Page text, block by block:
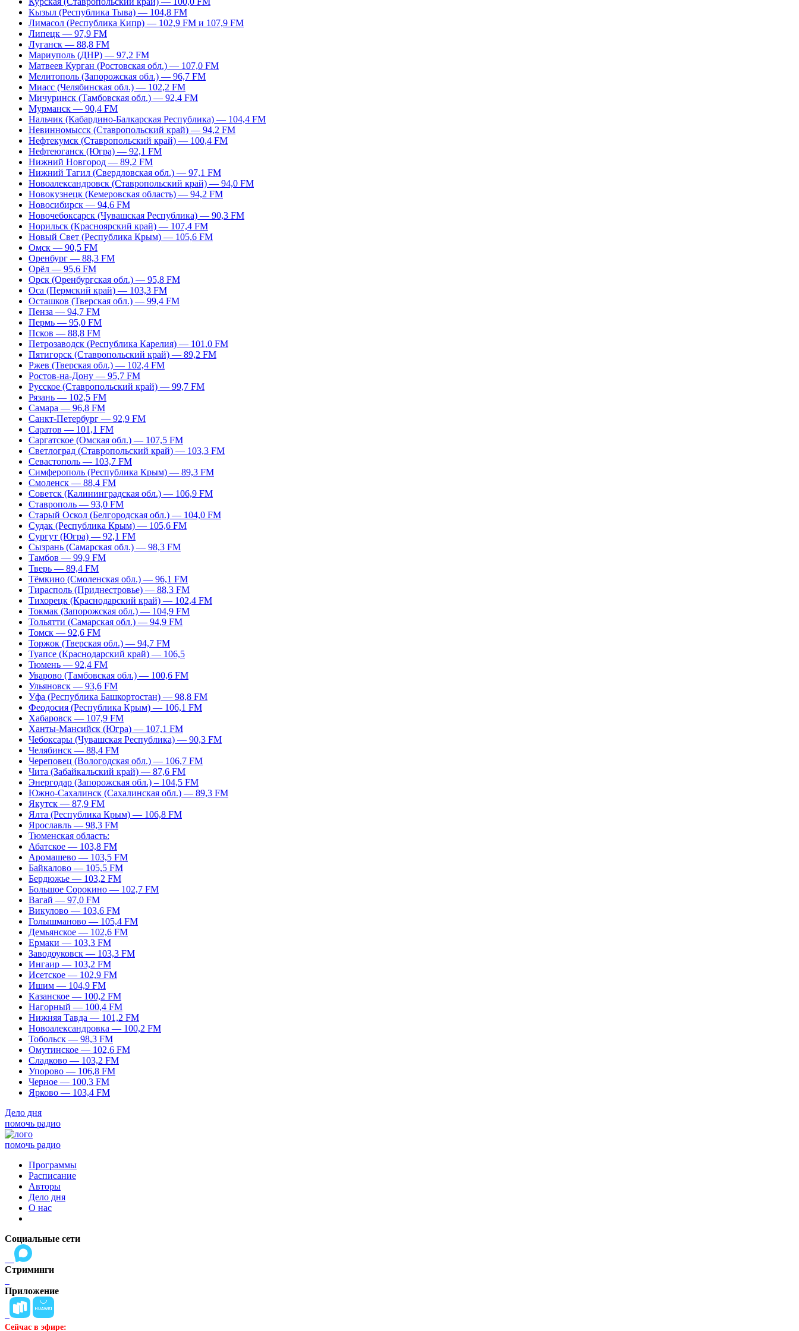
Кызыл (Республика Тыва) — 104,8 FM
Лимасол (Республика Кипр) — 102,9 FM и 107,9 FM
Липецк — 97,9 FM
Луганск — 88,8 FM
Мариуполь (ДНР) — 97,2 FM
Матвеев Курган (Ростовская обл.) — 107,0 FM
Мелитополь (Запорожская обл.) — 96,7 FM
Миасс (Челябинская обл.) — 102,2 FM
Мичуринск (Тамбовская обл.) — 92,4 FM
Мурманск — 90,4 FM
Нальчик (Кабардино-Балкарская Республика) — 104,4 FM
Невинномысск (Ставропольский край) — 94,2 FM
Нефтекумск (Ставропольский край) — 100,4 FM
Нефтеюганск (Югра) — 92,1 FM
Нижний Новгород — 89,2 FM
Нижний Тагил (Свердловская обл.) — 97,1 FM
Новоалександровск (Ставропольский край) — 94,0 FM
Новокузнецк (Кемеровская область) — 94,2 FM
Новосибирск — 94,6 FM
Новочебоксарск (Чувашская Республика) — 90,3 FM
Норильск (Красноярский край) — 107,4 FM
Новый Свет (Республика Крым) — 105,6 FM
Омск — 90,5 FM
Оренбург — 88,3 FM
Орёл — 95,6 FM
Орск (Оренбургская обл.) — 95,8 FM
Оса (Пермский край) — 103,3 FM
Осташков (Тверская обл.) — 99,4 FM
Пенза — 94,7 FM
Пермь — 95,0 FM
Псков — 88,8 FM
Петрозаводск (Республика Карелия) — 101,0 FM
Пятигорск (Ставропольский край) — 89,2 FM
Ржев (Тверская обл.) — 102,4 FM
Ростов-на-Дону — 95,7 FM
Русское (Ставропольский край) — 99,7 FM
Рязань — 102,5 FM
Самара — 96,8 FM
Санкт-Петербург — 92,9 FM
Саратов — 101,1 FM
Саргатское (Омская обл.) — 107,5 FM
Светлоград (Ставропольский край) — 103,3 FM
Севастополь — 103,7 FM
Симферополь (Республика Крым) — 89,3 FM
Смоленск — 88,4 FM
Советск (Калининградская обл.) — 106,9 FM
Ставрополь — 93,0 FM
Старый Оскол (Белгородская обл.) — 104,0 FM
Судак (Республика Крым) — 105,6 FM
Сургут (Югра) — 92,1 FM
Сызрань (Самарская обл.) — 98,3 FM
Тамбов — 99,9 FM
Тверь — 89,4 FM
Тёмкино (Смоленская обл.) — 96,1 FM
Тирасполь (Приднестровье) — 88,3 FM
Тихорецк (Краснодарский край) — 102,4 FM
Токмак (Запорожская обл.) — 104,9 FM
Тольятти (Самарская обл.) — 94,9 FM
Томск — 92,6 FM
Торжок (Тверская обл.) — 94,7 FM
Туапсе (Краснодарский край) — 106,5
Тюмень — 92,4 FM
Уварово (Тамбовская обл.) — 100,6 FM
Ульяновск — 93,6 FM
Уфа (Республика Башкортостан) — 98,8 FM
Феодосия (Республика Крым) — 106,1 FM
Хабаровск — 107,9 FM
Ханты-Мансийск (Югра) — 107,1 FM
Чебоксары (Чувашская Республика) — 90,3 FM
Челябинск — 88,4 FM
Череповец (Вологодская обл.) — 106,7 FM
Чита (Забайкальский край) — 87,6 FM
Энергодар (Запорожская обл.) – 104,5 FM
Южно-Сахалинск (Сахалинская обл.) — 89,3 FM
Якутск — 87,9 FM
Ялта (Республика Крым) — 106,8 FM
Ярославль — 98,3 FM
Тюменская область:
Абатское — 103,8 FM
Аромашево — 103,5 FM
Байкалово — 105,5 FM
Бердюжье — 103,2 FM
Большое Сорокино — 102,7 FM
Вагай — 97,0 FM
Викулово — 103,6 FM
Голышманово — 105,4 FM
Демьянское — 102,6 FM
Ермаки — 103,3 FM
Заводоуковск — 103,3 FM
Ингаир — 103,2 FM
Исетское — 102,9 FM
Ишим — 104,9 FM
Казанское — 100,2 FM
Нагорный — 100,4 FM
Нижняя Тавда — 101,2 FM
Новоалександровка — 100,2 FM
Тобольск — 98,3 FM
Омутинское — 102,6 FM
Сладково — 103,2 FM
Упорово — 106,8 FM
Черное — 100,3 FM
Ярково — 103,4 FM
Дело дня
помочь радио
помочь радио
Программы
Расписание
Авторы
Дело дня
О нас
Социальные сети
Стриминги
Приложение
Сейчас в эфире: